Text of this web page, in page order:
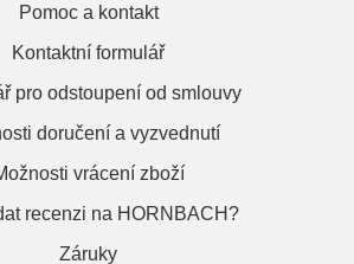
Pomoc a kontakt
Kontaktní formulář
pro odstoupení od smlouvy
doručení a vyzvednutí
vrácení zboží
recenzi na HORNBACH?
Záruky